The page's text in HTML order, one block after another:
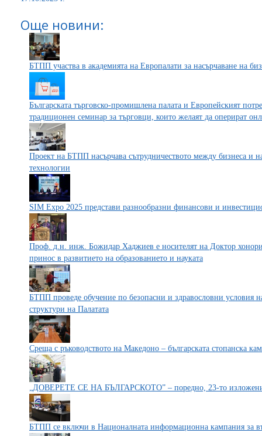
Още новини:
БТПП участва в академията на Европалати за насърчаване на
Българската търговско-промишлена палата и Европейският
традиционен семинар за търговци, които желаят да оперират
Проект на БТПП насърчава сътрудничеството между бизнеса и
технологии
SIM Expo 2025 представи разнообразни финансови и
Проф. д.н. инж. Божидар Хаджиев е носителят на Доктор
принос в развитието на образованието и науката
БТПП проведе обучение по безопасни и здравословни условия
структури на Палатата
Среща с ръководството на Македоно – българската стопанска
„ДОВЕРЕТЕ СЕ НА БЪЛГАРСКОТО” – поредно, 23-то изложение
БТПП се включи в Националната информационна кампания за